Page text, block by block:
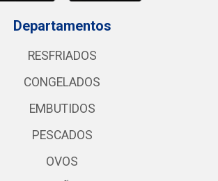
Departamentos
RESFRIADOS
CONGELADOS
EMBUTIDOS
PESCADOS
OVOS